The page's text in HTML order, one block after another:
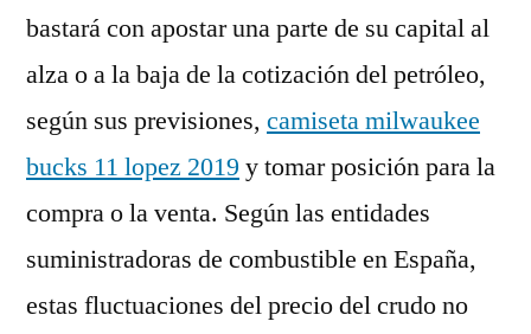
bastará con apostar una parte de su capital al
alza o a la baja de la cotización del petróleo,
según sus previsiones, camiseta milwaukee
bucks 11 lopez 2019 y tomar posición para la
compra o la venta. Según las entidades
suministradoras de combustible en España,
estas fluctuaciones del precio del crudo no